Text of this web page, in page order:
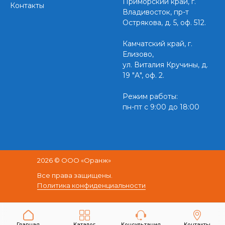
Контакты
Владивосток, пр-т
Острякова, д. 5, оф. 512.
Камчатский край, г.
Елизово,
ул. Виталия Кручины, д.
19 "А", оф. 2.
Режим работы:
пн-пт с 9:00 до 18:00
2026 © ООО «Оранж»
Все права защищены.
Политика конфиденциальности
Разработка и продвижение сайта -
Concept Lab